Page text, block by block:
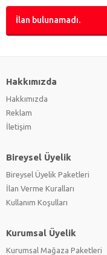
İlan bulunamadı.
Hakkımızda
Hakkımızda
Reklam
İletişim
Bireysel Üyelik
Bireysel Üyelik Paketleri
İlan Verme Kuralları
Kullanım Koşulları
Kurumsal Üyelik
Kurumsal Mağaza Paketleri